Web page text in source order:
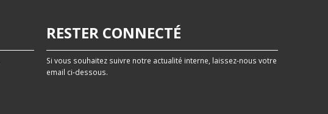
RESTER CONNECTÉ
Si vous souhaitez suivre notre actualité interne, laissez-nous votre
email ci-dessous.